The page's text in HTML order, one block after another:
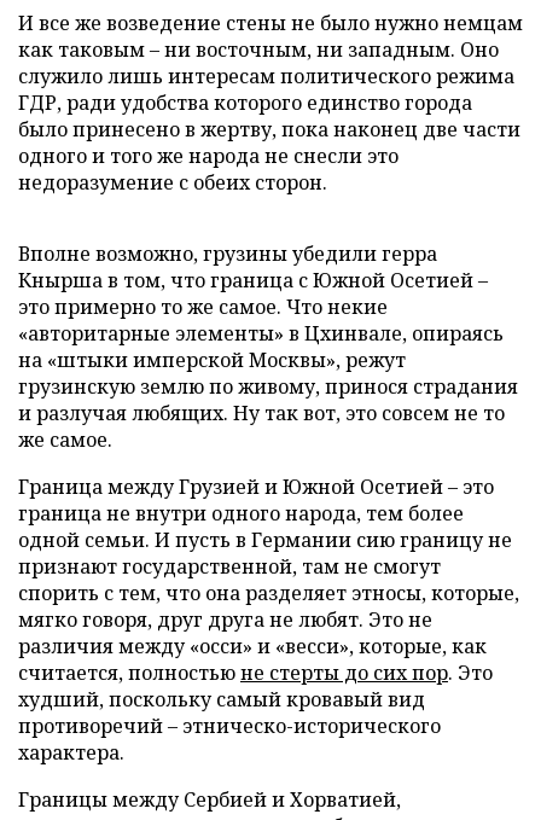
И все же возведение стены не было нужно немцам
как таковым – ни восточным, ни западным. Оно
служило лишь интересам политического режима
ГДР, ради удобства которого единство города
было принесено в жертву, пока наконец две части
одного и того же народа не снесли это
недоразумение с обеих сторон.
Вполне возможно, грузины убедили герра
Кнырша в том, что граница с Южной Осетией –
это примерно то же самое. Что некие
«авторитарные элементы» в Цхинвале, опираясь
на «штыки имперской Москвы», режут
грузинскую землю по живому, принося страдания
и разлучая любящих. Ну так вот, это совсем не то
же самое.
Граница между Грузией и Южной Осетией – это
граница не внутри одного народа, тем более
одной семьи. И пусть в Германии сию границу не
признают государственной, там не смогут
спорить с тем, что она разделяет этносы, которые,
мягко говоря, друг друга не любят. Это не
различия между «осси» и «весси», которые, как
считается, полностьюне стерты до сих пор. Это
худший, поскольку самый кровавый вид
противоречий – этническо-исторического
характера.
Границы между Сербией и Хорватией,